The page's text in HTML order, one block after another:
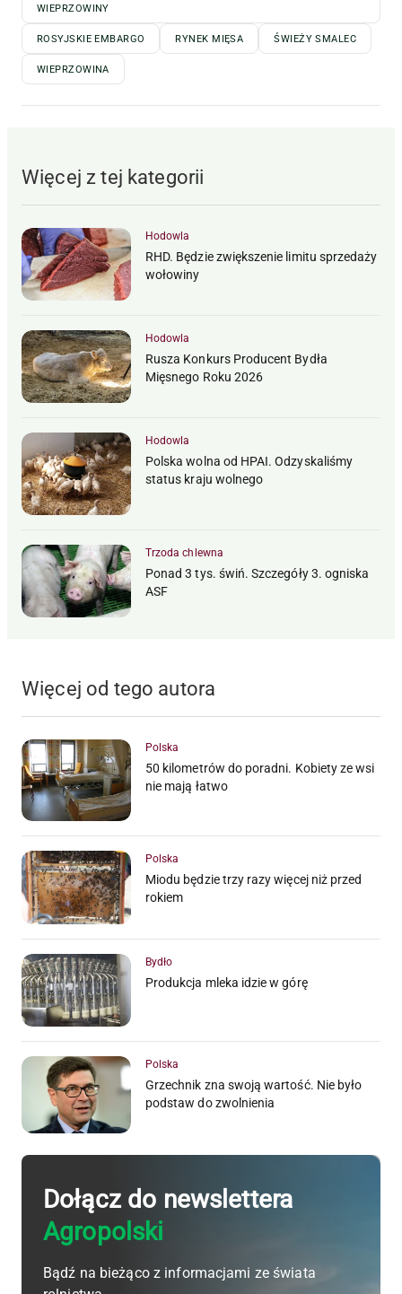
WIEPRZOWINY
ROSYJSKIE EMBARGO RYNEK MIĘSA ŚWIEŻY SMALEC
WIEPRZOWINA
Więcej z tej kategorii
Hodowla
RHD. Będzie zwiększenie limitu sprzedaży
wołowiny
Hodowla
Rusza Konkurs Producent Bydła
Mięsnego Roku 2026
Hodowla
Polska wolna od HPAI. Odzyskaliśmy
status kraju wolnego
Trzoda chlewna
Ponad 3 tys. świń. Szczegóły 3. ogniska
ASF
Więcej od tego autora
Polska
50 kilometrów do poradni. Kobiety ze wsi
nie mają łatwo
Polska
Miodu będzie trzy razy więcej niż przed
rokiem
Bydło
Produkcja mleka idzie w górę
Polska
Grzechnik zna swoją wartość. Nie było
podstaw do zwolnienia
Dołącz do newslettera
Agropolski
Bądź na bieżąco z informacjami ze świata